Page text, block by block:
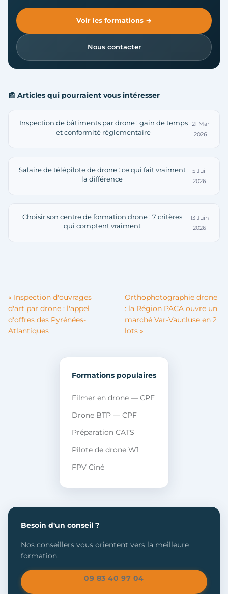
Voir les formations →
Nous contacter
📰 Articles qui pourraient vous intéresser
Inspection de bâtiments par drone : gain de temps
et conformité réglementaire
21 Mar
2026
Salaire de télépilote de drone : ce qui fait vraiment
la différence
5 Juil
2026
Choisir son centre de formation drone : 7 critères
qui comptent vraiment
13 Juin
2026
« Inspection d'ouvrages
d'art par drone : l'appel
d'offres des Pyrénées-
Atlantiques
Orthophotographie drone
: la Région PACA ouvre un
marché Var-Vaucluse en 2
lots »
Formations populaires
Filmer en drone — CPF
Drone BTP — CPF
Préparation CATS
Pilote de drone W1
FPV Ciné
Besoin d'un conseil ?
Nos conseillers vous orientent vers la meilleure
formation.
09 83 40 97 04